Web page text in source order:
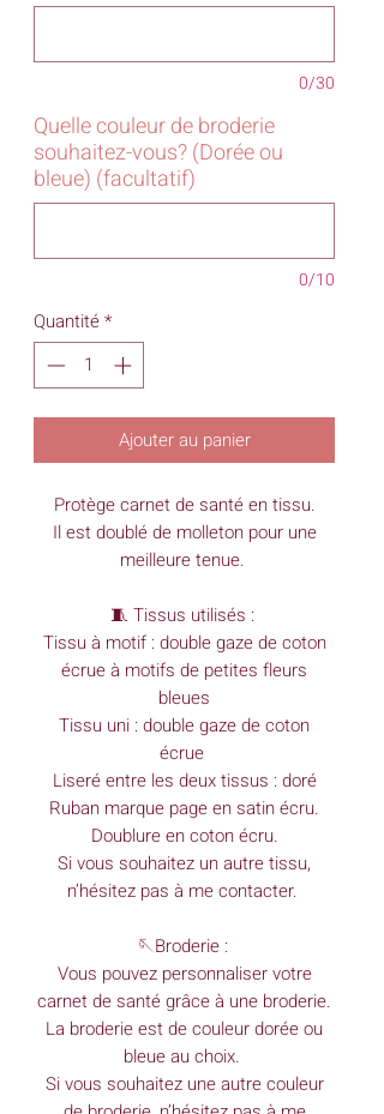
0/30
Quelle couleur de broderie
souhaitez-vous? (Dorée ou
bleue) (facultatif)
0/10
Quantité*
Ajouter au panier
Protège carnet de santé en tissu.
Il est doublé de molleton pour une
meilleure tenue.
🧵 Tissus utilisés :
Tissu à motif : double gaze de coton
écrue à motifs de petites fleurs
bleues
Tissu uni : double gaze de coton
écrue
Liseré entre les deux tissus : doré
Ruban marque page en satin écru.
Doublure en coton écru.
Si vous souhaitez un autre tissu,
n’hésitez pas à me contacter.
🪡Broderie :
Vous pouvez personnaliser votre
carnet de santé grâce à une broderie.
La broderie est de couleur dorée ou
bleue au choix.
Si vous souhaitez une autre couleur